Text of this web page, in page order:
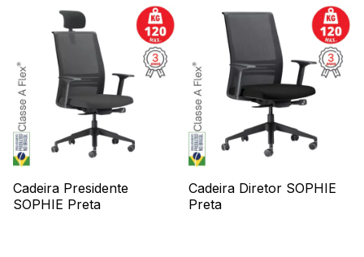
Cadeira Presidente
SOPHIE Preta
Cadeira Diretor SOPHIE
Preta